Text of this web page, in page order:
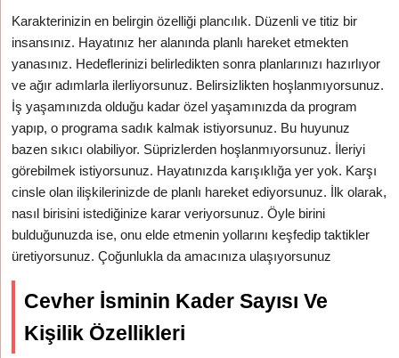
Karakterinizin en belirgin özelliği plancılık. Düzenli ve titiz bir
insansınız. Hayatınız her alanında planlı hareket etmekten
yanasınız. Hedeflerinizi belirledikten sonra planlarınızı hazırlıyor
ve ağır adımlarla ilerliyorsunuz. Belirsizlikten hoşlanmıyorsunuz.
İş yaşamınızda olduğu kadar özel yaşamınızda da program
yapıp, o programa sadık kalmak istiyorsunuz. Bu huyunuz
bazen sıkıcı olabiliyor. Süprizlerden hoşlanmıyorsunuz. İleriyi
görebilmek istiyorsunuz. Hayatınızda karışıklığa yer yok. Karşı
cinsle olan ilişkilerinizde de planlı hareket ediyorsunuz. İlk olarak,
nasıl birisini istediğinize karar veriyorsunuz. Öyle birini
bulduğunuzda ise, onu elde etmenin yollarını keşfedip taktikler
üretiyorsunuz. Çoğunlukla da amacınıza ulaşıyorsunuz
Cevher İsminin Kader Sayısı Ve
Kişilik Özellikleri